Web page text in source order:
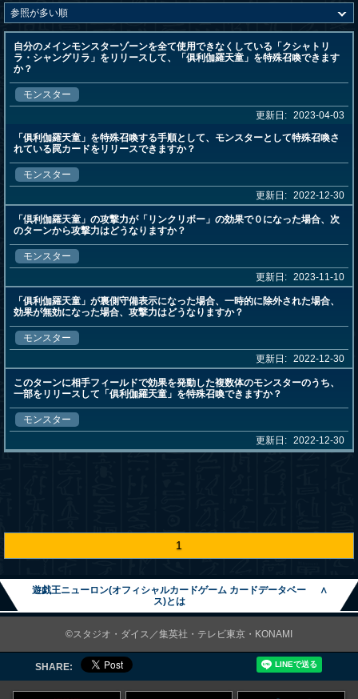
自分のメインモンスターゾーンを全て使用できなくしている「クシャトリ
ラ・シャングリラ」をリリースして、「俱利伽羅天童」を特殊召喚できます
か？
モンスター
更新日: 2023-04-03
「俱利伽羅天童」を特殊召喚する手順として、モンスターとして特殊召喚さ
れている罠カードをリリースできますか？
モンスター
更新日: 2022-12-30
「倶利伽羅天童」の攻撃力が「リンクリボー」の効果で０になった場合、次
のターンから攻撃力はどうなりますか？
モンスター
更新日: 2023-11-10
「俱利伽羅天童」が裏側守備表示になった場合、一時的に除外された場合、
効果が無効になった場合、攻撃力はどうなりますか？
モンスター
更新日: 2022-12-30
このターンに相手フィールドで効果を発動した複数体のモンスターのうち、
一部をリリースして「俱利伽羅天童」を特殊召喚できますか？
モンスター
更新日: 2022-12-30
1
遊戯王ニューロン(オフィシャルカードゲーム カードデータベー
ス)とは
∧
©スタジオ・ダイス／集英社・テレビ東京・KONAMI
SHARE: